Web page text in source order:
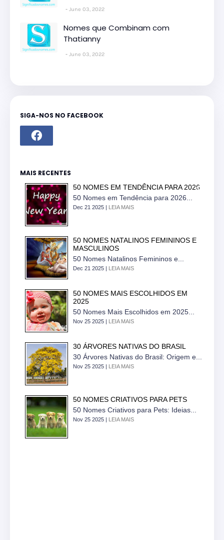
June 03, 2022
Nomes que Combinam com
Thatianny
June 03, 2022
SIGA-NOS NO FACEBOOK
MAIS RECENTES
50 NOMES EM TENDÊNCIA PARA 2026
50 Nomes em Tendência para 2026...
Dec 21 2025 | LEIA MAIS
50 NOMES NATALINOS FEMININOS E
MASCULINOS
50 Nomes Natalinos Femininos e...
Dec 21 2025 | LEIA MAIS
50 NOMES MAIS ESCOLHIDOS EM
2025
50 Nomes Mais Escolhidos em 2025...
Nov 25 2025 | LEIA MAIS
30 ÁRVORES NATIVAS DO BRASIL
30 Árvores Nativas do Brasil: Origem e...
Nov 25 2025 | LEIA MAIS
50 NOMES CRIATIVOS PARA PETS
50 Nomes Criativos para Pets: Ideias...
Nov 25 2025 | LEIA MAIS